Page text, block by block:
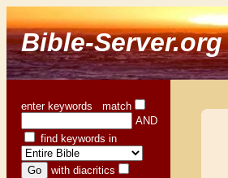
Bible-Server.org
enter keywords match
AND
find keywords in
with diacritics